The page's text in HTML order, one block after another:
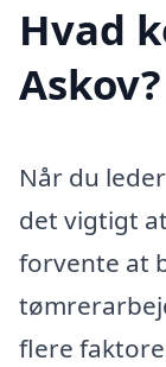
Hvad
Askov?
Når du
det vigtigt
forvente at
flere